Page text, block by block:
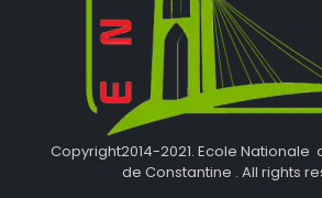
Copyright2014-2021. Ecole Nationale
de Constantine . All rights